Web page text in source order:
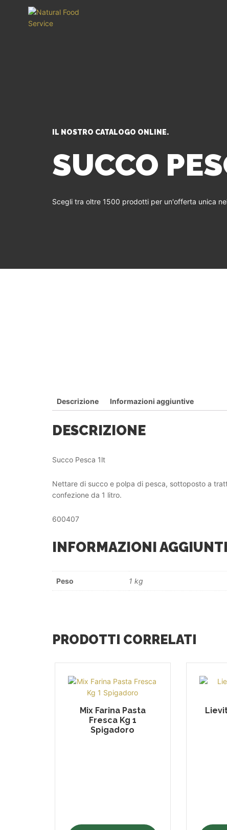
IL NOSTRO CATALOGO ONLINE.
SUCCO
Scegli tra oltre 1500 prodotti per un'offerta unica
Descrizione Informazioni aggiuntive
DESCRIZIONE
Succo Pesca 1lt
Nettare di succo e polpa di pesca, sottoposto a
confezione da 1 litro.
600407
INFORMAZIONI
Peso 1 kg
PRODOTTI CORRELATI
Mix Farina Pasta
Fresca Kg 1
Spigadoro